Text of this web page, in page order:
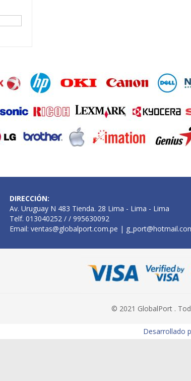
DIRECCIÓN:
Av. Uruguay N 483 Tienda. 28 Lima - Lima - Lima
Telf. 013040252 / / 995630092
Email: ventas@globalport.com.pe |
© 2021 GlobalPort .
Desarrollado